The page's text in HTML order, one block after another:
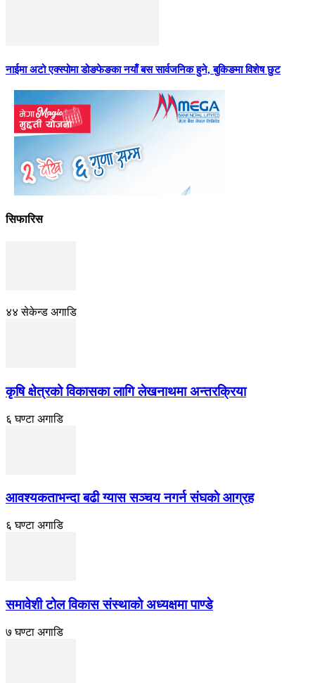
नाईमा अटो एक्स्पोमा डोङफेङका नयाँ बस सार्वजनिक हुने, बुकिङमा विशेष छुट
सिफारिस
४४ सेकेन्ड अगाडि
कृषि क्षेत्रको विकासका लागि लेखनाथमा अन्तरक्रिया
६ घण्टा अगाडि
आवश्यकताभन्दा बढी ग्यास सञ्चय नगर्न संघकाे आग्रह
६ घण्टा अगाडि
समावेशी टोल विकास संस्थाको अध्यक्षमा पाण्डे
७ घण्टा अगाडि